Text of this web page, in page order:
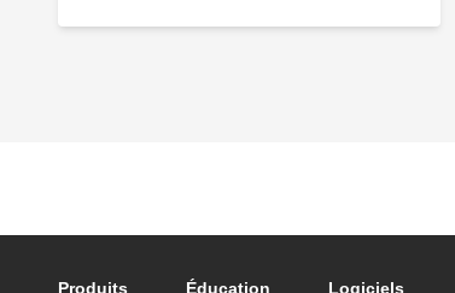
Produits Éducation Logiciels